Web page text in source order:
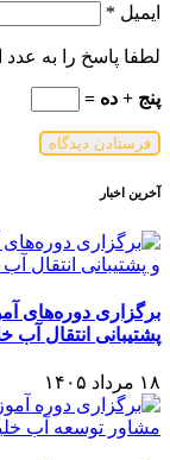
ایمیل *
لطفا پاسخ را به عدد
پنج + ده =
آخرین اخبار
برگزاری دوره‌های
پشتیبانی انتقال آب
۱۸ مرداد ۱۴۰۵